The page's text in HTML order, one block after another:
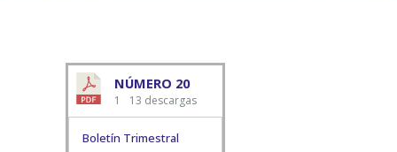
NÚMERO 20
1 13 descargas
Boletín Trimestral